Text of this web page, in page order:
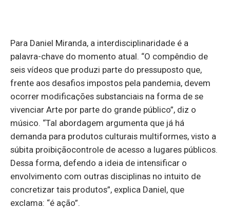
Para Daniel Miranda, a interdisciplinaridade é a
palavra-chave do momento atual. “O compêndio de
seis vídeos que produzi parte do pressuposto que,
frente aos desafios impostos pela pandemia, devem
ocorrer modificações substanciais na forma de se
vivenciar Arte por parte do grande público”, diz o
músico. “Tal abordagem argumenta que já há
demanda para produtos culturais multiformes, visto a
súbita proibiçãocontrole de acesso a lugares públicos.
Dessa forma, defendo a ideia de intensificar o
envolvimento com outras disciplinas no intuito de
concretizar tais produtos”, explica Daniel, que
exclama: “é ação”.